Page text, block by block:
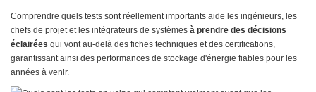
Comprendre quels tests sont réellement importants aide les ingénieurs, les
chefs de projet et les intégrateurs de systèmes à prendre des décisions
éclairées qui vont au-delà des fiches techniques et des certifications,
garantissant ainsi des performances de stockage d'énergie fiables pour les
années à venir.